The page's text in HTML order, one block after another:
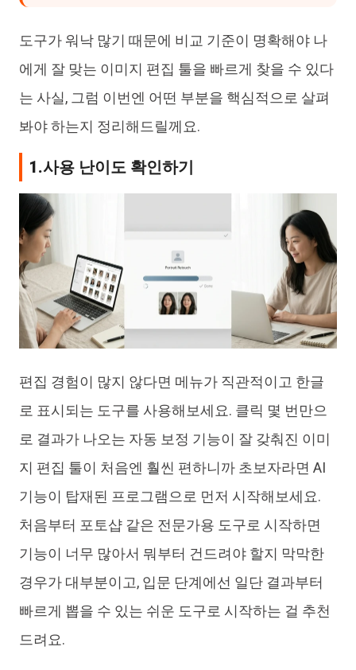
도구가 워낙 많기 때문에 비교 기준이 명확해야 나
에게 잘 맞는 이미지 편집 툴을 빠르게 찾을 수 있다
는 사실, 그럼 이번엔 어떤 부분을 핵심적으로 살펴
봐야 하는지 정리해드릴께요.
1.사용 난이도 확인하기
편집 경험이 많지 않다면 메뉴가 직관적이고 한글
로 표시되는 도구를 사용해보세요. 클릭 몇 번만으
로 결과가 나오는 자동 보정 기능이 잘 갖춰진 이미
지 편집 툴이 처음엔 훨씬 편하니까 초보자라면 AI
기능이 탑재된 프로그램으로 먼저 시작해보세요.
처음부터 포토샵 같은 전문가용 도구로 시작하면
기능이 너무 많아서 뭐부터 건드려야 할지 막막한
경우가 대부분이고, 입문 단계에선 일단 결과부터
빠르게 뽑을 수 있는 쉬운 도구로 시작하는 걸 추천
드려요.